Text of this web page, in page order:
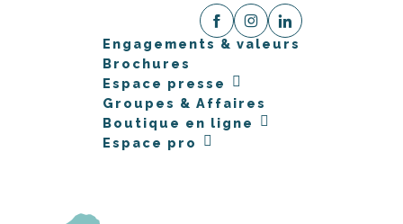
Engagements & valeurs
Brochures
Espace presse
Groupes & Affaires
Boutique en ligne
Espace pro